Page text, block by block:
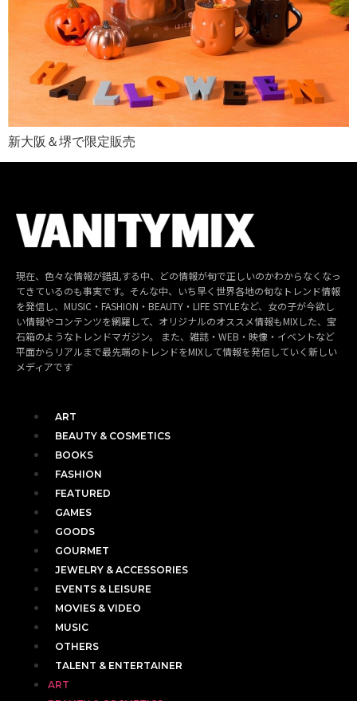
新大阪＆堺で限定販売
現在、色々な情報が錯乱する中、どの情報が旬で正しいのかわからなくなっ
てきているのも事実です。そんな中、いち早く世界各地の旬なトレンド情報
を発信し、MUSIC・FASHION・BEAUTY・LIFE STYLEなど、女の子が今欲し
い情報やコンテンツを網羅して、オリジナルのオススメ情報もMIXした、宝
石箱のようなトレンドマガジン。 また、雑誌・WEB・映像・イベントなど
平面からリアルまで最先端のトレンドをMIXして情報を発信していく新しい
メディアです
ART
BEAUTY & COSMETICS
BOOKS
FASHION
FEATURED
GAMES
GOODS
GOURMET
JEWELRY & ACCESSORIES
EVENTS & LEISURE
MOVIES & VIDEO
MUSIC
OTHERS
TALENT & ENTERTAINER
ART